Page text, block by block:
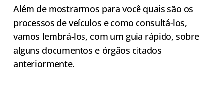
Além de mostrarmos para você quais são os
processos de veículos e como consultá-los,
vamos lembrá-los, com um guia rápido, sobre
alguns documentos e órgãos citados
anteriormente.